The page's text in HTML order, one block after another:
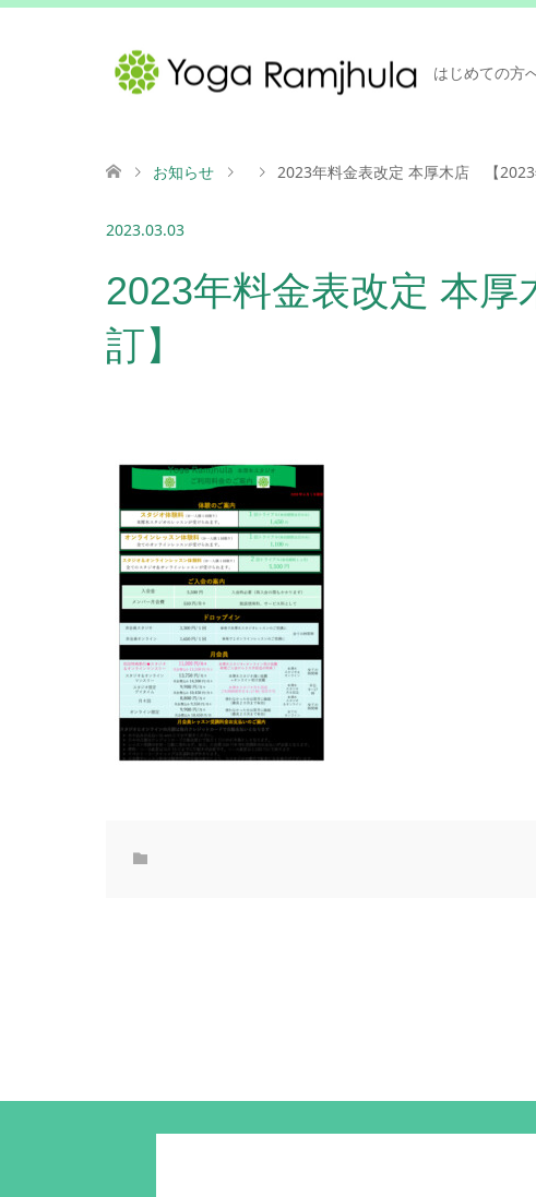
はじめての方
お知らせ 2023年料金表改定 本厚木店 【2023
2023.03.03
2023年料金表改定 本
訂】